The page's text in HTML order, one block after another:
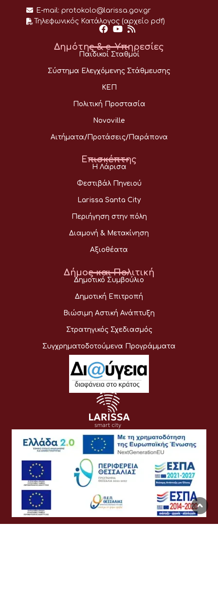
E-mail: protokolo@larissa.gov.gr
Τηλεφωνικός Κατάλογος (αρχείο pdf)
Δημότης & e-Υπηρεσίες
Παιδικοί Σταθμοί
Σύστημα Ελεγχόμενης Στάθμευσης
ΚΕΠ
Πολιτική Προστασία
Novoville
Αιτήματα/Προτάσεις/Παράπονα
Επισκέπτης
Η Λάρισα
Φεστιβάλ Πηνειού
Larissa Santa City
Περιήγηση στην πόλη
Διαμονή & Μετακίνηση
Αξιοθέατα
Δήμος και Πολιτική
Δημοτικό Συμβούλιο
Δημοτική Επιτροπή
Βιώσιμη Αστική Ανάπτυξη
Στρατηγικός Σχεδιασμός
Συγχρηματοδοτούμενα Προγράμματα